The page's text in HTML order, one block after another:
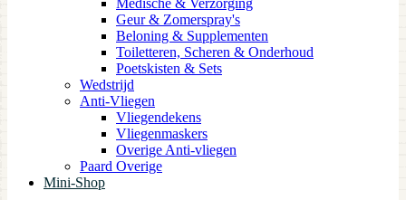
Geur & Zomerspray's
Beloning & Supplementen
Toiletteren, Scheren & Onderhoud
Poetskisten & Sets
Wedstrijd
Anti-Vliegen
Vliegendekens
Vliegenmaskers
Overige Anti-vliegen
Paard Overige
Mini-Shop